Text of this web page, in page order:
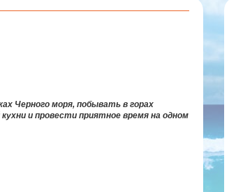
Черного моря, побывать в горах
и провести приятное время на одном